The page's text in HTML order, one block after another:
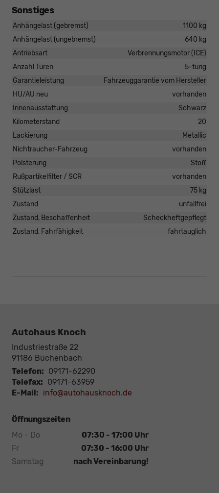
Sonstiges
Anhängelast (gebremst)
1100 kg
Anhängelast (ungebremst)
640 kg
Antriebsart
Verbrennungsmotor (ICE)
Anzahl Türen
5-türig
Garantieleistung
Fahrzeuggarantie vom Hersteller
HU/AU neu
vorhanden
Innenausstattung
Schwarz
Kilometerstand
20
Lackierung
Metallic
Nichtraucher-Fahrzeug
vorhanden
Polsterung
Stoff
Rußpartikelfilter / SCR
vorhanden
Stützlast
75 kg
Zustand
unfallfrei
Zustand, Beschaffenheit
Scheckheftgepflegt
Zustand, Fahrfähigkeit
fahrtauglich
Autohaus Knoch
Industriestraße 22
91186 Büchenbach
Telefon: 09171-62290
Telefax: 09171-63959
E-Mail: info@autohausknoch.de
Öffnungszeiten
Mo - Do
07:30 - 17:00 Uhr
Fr
07:30 - 16:00 Uhr
Samstag
nach Vereinbarung!